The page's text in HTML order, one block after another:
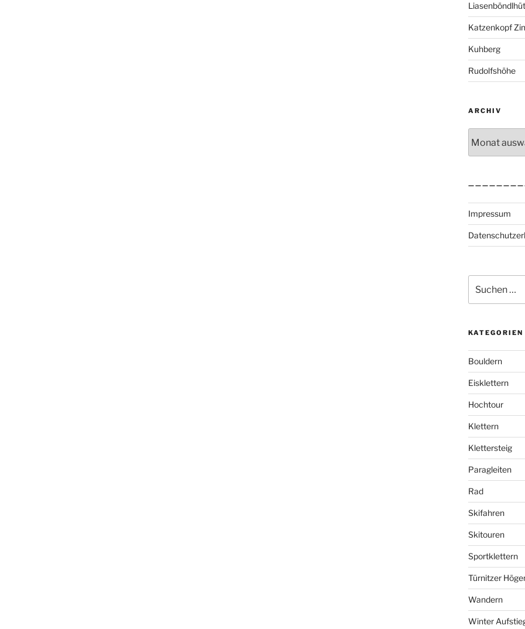
Katzenkopf
Kuhberg
Rudolfshöhe
ARCHIV
Impressum
nach:
KATEGORIEN
Bouldern
Eisklettern
Hochtour
Klettern
Klettersteig
Paragleiten
Rad
Skifahren
Skitouren
Sportklettern
Türnitzer
Wandern
Winter